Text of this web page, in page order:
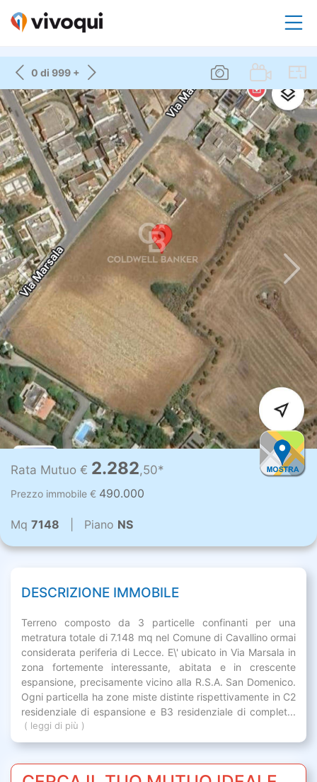
0 di 999 +
Rata Mutuo € 2.282,50*
Prezzo immobile € 490.000
Mq 7148 | Piano NS
DESCRIZIONE IMMOBILE
Terreno composto da 3 particelle confinanti per una
metratura totale di 7.148 mq nel Comune di Cavallino ormai
considerata periferia di Lecce. E\' ubicato in Via Marsala in
zona fortemente interessante, abitata e in crescente
espansione, precisamente vicino alla R.S.A. San Domenico.
Ogni particella ha zone miste distinte rispettivamente in C2
residenziale di espansione e B3 residenziale di complet...
( leggi di più )